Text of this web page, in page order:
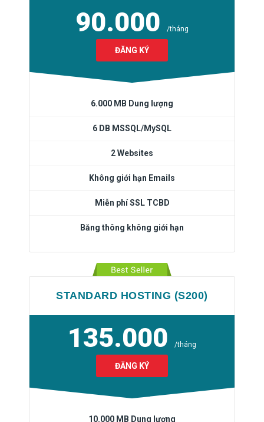
90.000 /tháng
ĐĂNG KÝ
6.000 MB Dung lượng
6 DB MSSQL/MySQL
2 Websites
Không giới hạn Emails
Miễn phí SSL TCBD
Băng thông không giới hạn
STANDARD HOSTING (S200)
135.000 /tháng
ĐĂNG KÝ
10.000 MB Dung lượng